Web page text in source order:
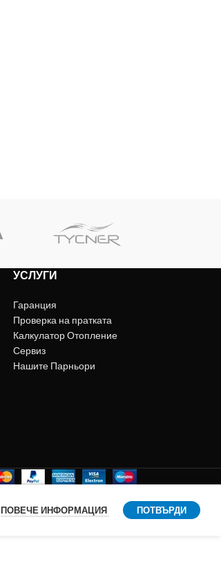
УСЛУГИ
Гаранция
Проверка на пратката
Калкулатор Отопление
Сервиз
Нашите Парньори
ПОВЕЧЕ ИНФОРМАЦИЯ ПОТВЪРДИ